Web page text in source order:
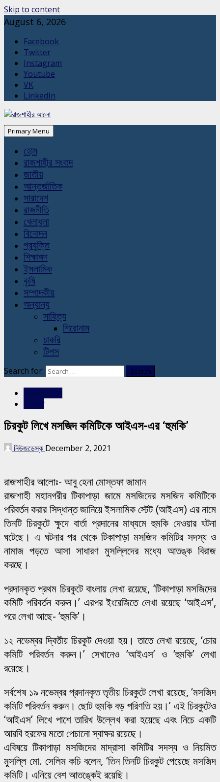
Skip to content
August 6, 2026
Facebook
Twitter
Instagram
Youtube
VK
LinkedIn
Primary Menu
হোম
রাজশাহীর সংবাদ
জাতীয়
আন্তর্জাতিক
সারাদেশ
রাজনীতি
খেলাধুলা
বিনোদন
প্রযুক্তি
শিক্ষাঙ্গন
ইসলামিক
কৃষি
সম্পাদকীয়
অন্যান্য
সাহিত্য
শিরোনাম
চাকরি
টিপস
Search for:
চিরকুট লিখে মসজিদ কমিটিকে আইএস-এর ‘হুমকি’
নিউজডেস্ক December 2, 2021
রাজশাহীর আলোঃ- আবু হেনা মোস্তফা জামান
রাজশাহী মহানগরীর টিকাপাড়া জামে মসজিদের মসজিদ কমিটিকে
পরিবর্তন করার সিদ্ধান্ত জানিয়ে ইসলামিক স্টেট (আইএস) এর নামে
তিনটি চিরকুটে ক্ষুদে বার্তা প্রদানের মাধ্যমে হুমকি দেওয়ার ঘটনা
ঘটেছে। এ ঘটনার পর থেকে টিকাপাড়া মসজিদ কমিটির সদস্য ও
নামাজ পড়তে আসা সাধারণ মুসল্লিদের মধ্যে আতঙ্ক বিরাজ
করছে।
প্রদানকৃত প্রথম চিরকুটে বাংলায় লেখা রয়েছে, ‘টিকাপাড়া মসজিদের
কমিটি পরিবর্তন করুন।’ এরপর ইংরেজিতে লেখা রয়েছে ‘আইএস’,
পরে লেখা আছে- ‘হুমকি’।
১২ নভেম্বর দ্বিতীয় চিরকুট দেওয়া হয়। তাতে লেখা রয়েছে, ‘চোর
কমিটি পরিবর্তন করুন।’ সেখানেও ‘আইএস’ ও ‘হুমকি’ লেখা
রয়েছে।
সর্বশেষ ১৯ নভেম্বর প্রদানকৃত তৃতীয় চিরকুটে লেখা রয়েছে, ‘মসজিদ
কমিটি পরিবর্তন করুন। ছোট হুমকি বড় পরিণতি হয়।’ এই চিরকুটেও
‘আইএস’ লিখে পাশে তারিখ উল্লেখ করা হয়েছে এবং নিচে একটি
আরবি হরফের মতো পেচানো স্বাক্ষর রয়েছে।
এবিষয়ে টিকাপাড়া মসজিদের মাদ্রাসা কমিটির সদস্য ও নিয়মিত
মুসল্লি মো. সেলিম কচি বলেন, ‘তিন তিনটি চিরকুট পেয়েছে মসজিদ
কমিটি। এনিয়ে বেশ আতঙ্কেই রয়েছি।